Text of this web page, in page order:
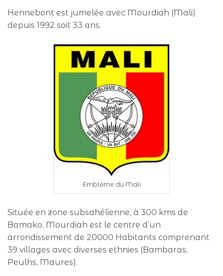
Hennebont est jumelée avec Mourdiah (Mali)
depuis 1992 soit 33 ans.
Emblème du Mali
Située en zone subsahélienne, à 300 kms de
Bamako, Mourdiah est le centre d’un
arrondissement de 20000 Habitants comprenant
39 villages avec diverses ethnies (Bambaras,
Peulhs, Maures).